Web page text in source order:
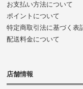
お支払い方法について
ポイントについて
特定商取引法に基づく表
配送料金について
店舗情報